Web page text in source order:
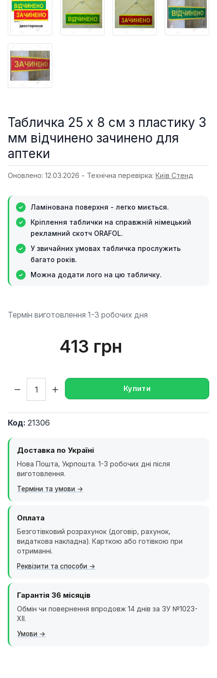
Табличка 25 х 8 см з пластику 3
мм відчинено зачинено для
аптеки
Оновлено: 12.03.2026 - Технічна перевірка: Київ Стенд
Ламінована поверхня - легко миється.
Кріплення таблички на справжній німецький
рекламний скотч ORAFOL.
У звичайних умовах табличка прослужить
багато років.
Можна додати лого на цю табличку.
Термін виготовлення 1-3 робочих дня
413 грн
Купити
Код: 21306
Доставка по Україні
Нова Пошта, Укрпошта. 1-3 робочих дні після
виготовлення.
Терміни та умови
Оплата
Безготівковий розрахунок (договір, рахунок,
видаткова накладна). Карткою або готівкою при
отриманні.
Реквізити та способи
Гарантія 36 місяців
Обмін чи повернення впродовж 14 днів за ЗУ №1023-
XII.
Умови